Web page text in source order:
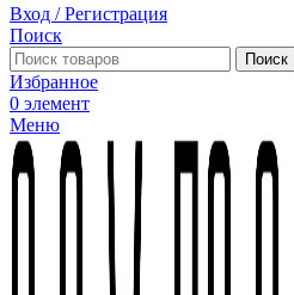
Вход / Регистрация
Поиск
Поиск
Избранное
0 элемент
Меню